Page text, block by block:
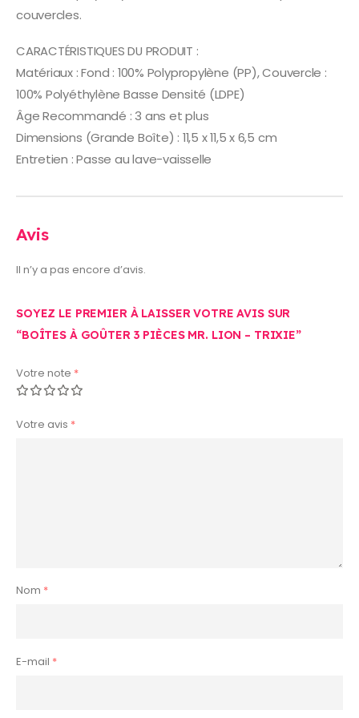
couvercles.
CARACTÉRISTIQUES DU PRODUIT :
Matériaux : Fond : 100% Polypropylène (PP), Couvercle :
100% Polyéthylène Basse Densité (LDPE)
Âge Recommandé : 3 ans et plus
Dimensions (Grande Boîte) : 11,5 x 11,5 x 6,5 cm
Entretien : Passe au lave-vaisselle
Avis
Il n’y a pas encore d’avis.
SOYEZ LE PREMIER À LAISSER VOTRE AVIS SUR
“BOÎTES À GOÛTER 3 PIÈCES MR. LION – TRIXIE”
Votre note *
Votre avis *
Nom *
E-mail *